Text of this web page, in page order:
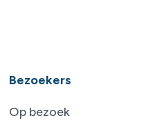
Bezoekers
Op bezoek